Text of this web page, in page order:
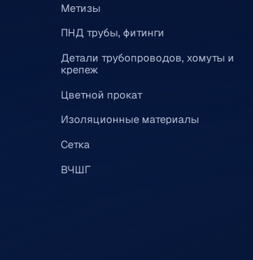
Метизы
ПНД трубы, фитинги
Детали трубопроводов, хомуты и
крепеж
Цветной прокат
Изоляционные материалы
Сетка
ВЧШГ